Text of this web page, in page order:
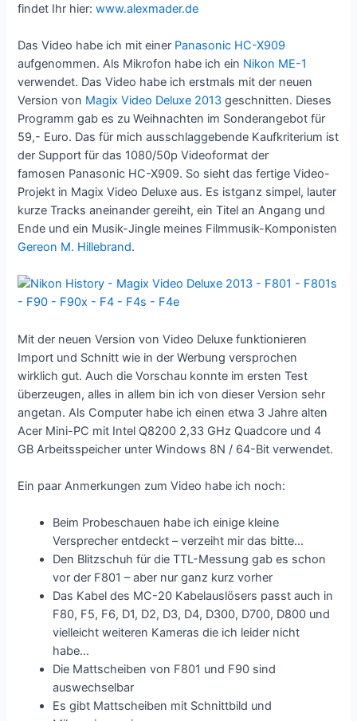
findet Ihr hier:www.alexmader.de
Das Video habe ich mit einer Panasonic HC-X909
aufgenommen. Als Mikrofon habe ich ein Nikon ME-1
verwendet. Das Video habe ich erstmals mit der neuen
Version von Magix Video Deluxe 2013geschnitten. Dieses
Programm gab es zu Weihnachten im Sonderangebot für
59,- Euro. Das für mich ausschlaggebende Kaufkriterium ist
der Support für das 1080/50p Videoformat der
famosen Panasonic HC-X909. So sieht das fertige Video-
Projekt in Magix Video Deluxe aus. Es istganz simpel, lauter
kurze Tracks aneinander gereiht, ein Titel an Angang und
Ende und ein Musik-Jingle meines Filmmusik-Komponisten
Gereon M. Hillebrand.
Mit der neuen Version von Video Deluxe funktionieren
Import und Schnitt wie in der Werbung versprochen
wirklich gut. Auch die Vorschau konnte im ersten Test
überzeugen, alles in allem bin ich von dieser Version sehr
angetan. Als Computer habe ich einen etwa 3 Jahre alten
Acer Mini-PC mit Intel Q8200 2,33 GHz Quadcore und 4
GB Arbeitsspeicher unter Windows 8N / 64-Bit verwendet.
Ein paar Anmerkungen zum Video habe ich noch:
Beim Probeschauen habe ich einige kleine
Versprecher entdeckt – verzeiht mir das bitte…
Den Blitzschuh für die TTL-Messung gab es schon
vor der F801 – aber nur ganz kurz vorher
Das Kabel des MC-20 Kabelauslösers passt auch in
F80, F5, F6, D1, D2, D3, D4, D300, D700, D800 und
vielleicht weiteren Kameras die ich leider nicht
habe…
Die Mattscheiben von F801 und F90 sind
auswechselbar
Es gibt Mattscheiben mit Schnittbild und